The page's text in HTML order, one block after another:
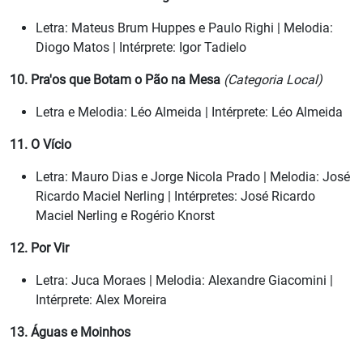
Letra: Mateus Brum Huppes e Paulo Righi | Melodia:
Diogo Matos | Intérprete: Igor Tadielo
10. Pra'os que Botam o Pão na Mesa (Categoria Local)
Letra e Melodia: Léo Almeida | Intérprete: Léo Almeida
11. O Vício
Letra: Mauro Dias e Jorge Nicola Prado | Melodia: José
Ricardo Maciel Nerling | Intérpretes: José Ricardo
Maciel Nerling e Rogério Knorst
12. Por Vir
Letra: Juca Moraes | Melodia: Alexandre Giacomini |
Intérprete: Alex Moreira
13. Águas e Moinhos